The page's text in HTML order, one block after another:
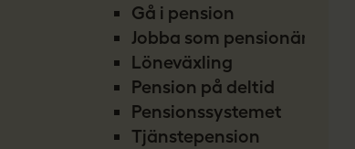
Gå i pension
Jobba som pensionär
Löneväxling
Pension på deltid
Pensionssystemet
Tjänstepension